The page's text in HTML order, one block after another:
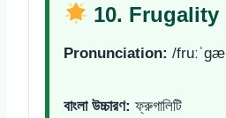
10. Frugality
Pronunciation: /
বাংলা উচ্চারণ: ফ্রুগালিটি